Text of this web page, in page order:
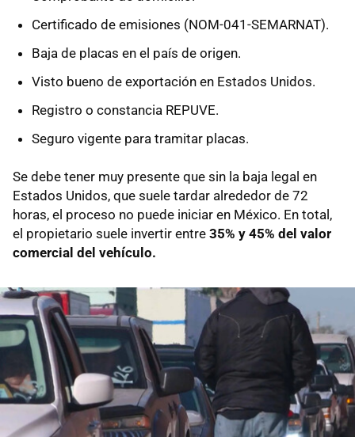
Certificado de emisiones (NOM-041-SEMARNAT).
Baja de placas en el país de origen.
Visto bueno de exportación en Estados Unidos.
Registro o constancia REPUVE.
Seguro vigente para tramitar placas.
Se debe tener muy presente que sin la baja legal en
Estados Unidos, que suele tardar alrededor de 72
horas, el proceso no puede iniciar en México. En total,
el propietario suele invertir entre 35% y 45% del valor
comercial del vehículo.